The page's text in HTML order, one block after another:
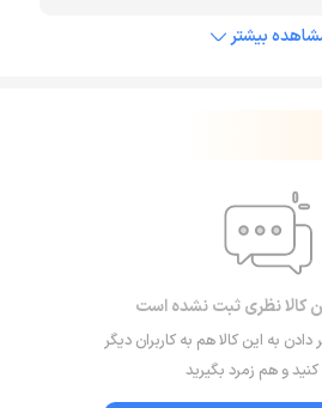
بیشتر
کالا نظری ثبت نشده است
دادن به این کالا هم به کاربران دیگر
و هم زمرد بگیرید